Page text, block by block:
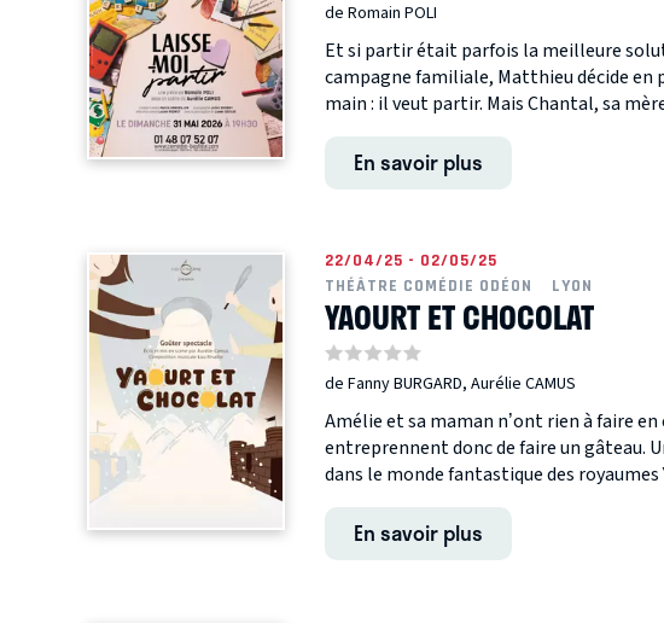
de Romain POLI
Et si partir était parfois la meilleure
campagne familiale, Matthieu décide en
main : il veut partir. Mais Chantal, sa
En savoir plus
22/04/25 - 02/05/25
THÉÂTRE COMÉDIE ODÉON
LYON
YAOURT ET CHOCOLAT
de Fanny BURGARD, Aurélie CAMUS
Amélie et sa maman n’ont rien à faire
entreprennent donc de faire un gâteau.
dans le monde fantastique des royaumes
En savoir plus